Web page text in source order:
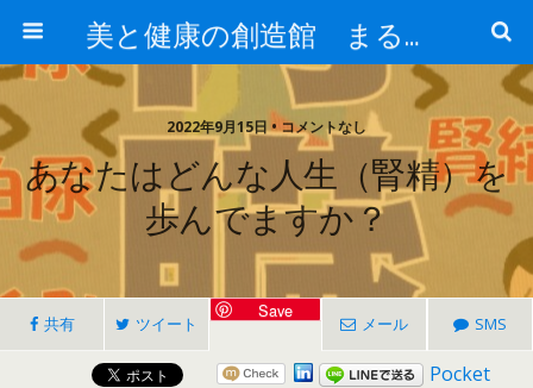
美と健康の創造館 まるとみ薬品 ぐんまの薬屋 芳さんのブログ
2022年9月15日 • コメントなし
あなたはどんな人生（腎精）を
歩んでますか？
共有 ツイート
Save
メール SMS
Pocket